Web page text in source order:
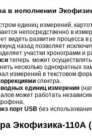
в исполнении
единиц измерений,
непосредственно в
видеть развитие процесса
назад позволяет
участки хронограмм и
теперь может
несколько однократных
измерений в текстовом
спектра.
единиц измерения
может работать
порт USB без
Экофизика-110А